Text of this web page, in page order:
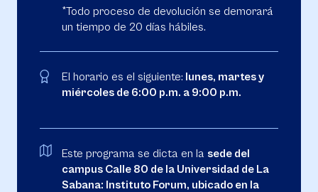
*Todo proceso de devolución se demorará
un tiempo de 20 días hábiles.
El horario es el siguiente: lunes, martes y
miércoles de 6:00 p.m. a 9:00 p.m.
Este programa se dicta en la sede del
campus Calle 80 de la Universidad de La
Sabana: Instituto Forum, ubicado en la